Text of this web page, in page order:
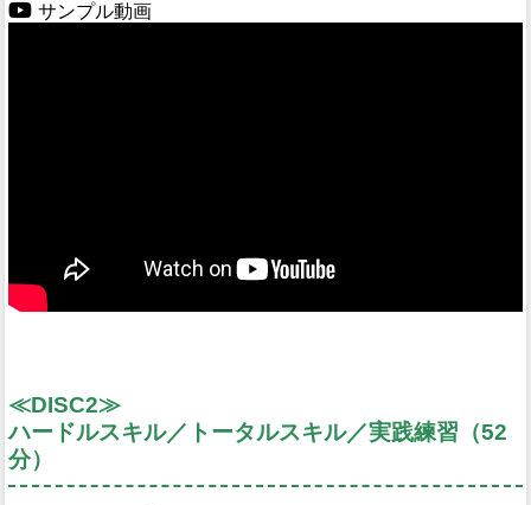
サンプル動画
≪DISC2≫
ハードルスキル／トータルスキル／実践練習（52
分）